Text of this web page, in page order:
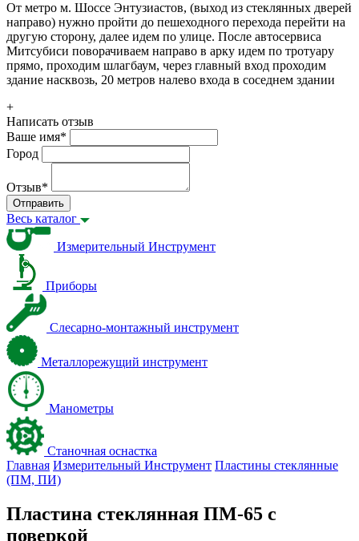
От метро м. Шоссе Энтузиастов, (выход из стеклянных дверей
направо) нужно пройти до пешеходного перехода перейти на
другую сторону, далее идем по улице. После автосервиса
Митсубиси поворачиваем направо в арку идем по тротуару
прямо, проходим шлагбаум, через главный вход проходим
здание насквозь, 20 метров налево входа в соседнем здании
+
Написать отзыв
Ваше имя*
Город
Отзыв*
Отправить
Весь каталог
Измерительный Инструмент
Приборы
Слесарно-монтажный инструмент
Металлорежущий инструмент
Манометры
Станочная оснастка
Главная Измерительный Инструмент Пластины стеклянные
(ПМ, ПИ)
Пластина стеклянная ПМ-65 с
поверкой